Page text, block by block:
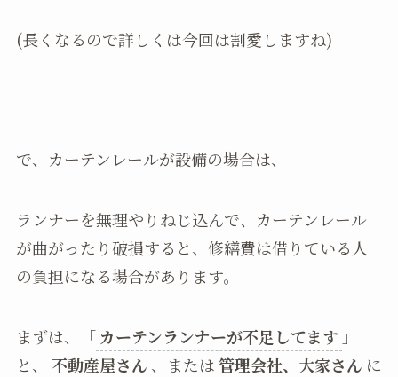
(長くなるので詳しくは今回は割愛しますね)
で、カーテンレールが設備の場合は、
ランナーを無理やりねじ込んで、カーテンレール
が曲がったり破損すると、修繕費は借りている人
の負担になる場合があります。
まずは、「 カーテンランナーが不足してます 」
と、
不動産屋さん 、または管理会社、大家さん に